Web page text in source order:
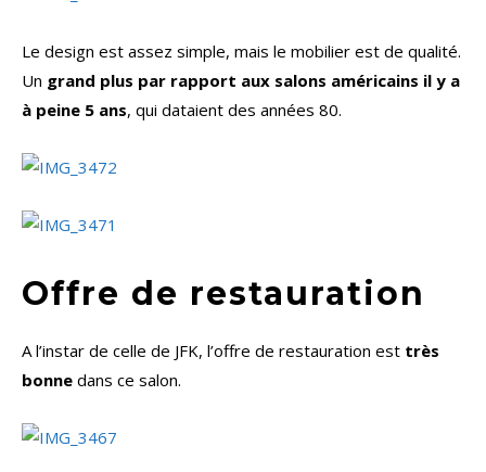
Le design est assez simple, mais le mobilier est de qualité.
Un grand plus par rapport aux salons américains il y a
à peine 5 ans, qui dataient des années 80.
Offre de restauration
A l’instar de celle de JFK, l’offre de restauration est très
bonne dans ce salon.